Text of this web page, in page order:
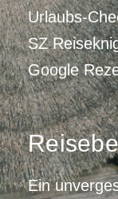
Urlaubs-
SZ
Google
Ein